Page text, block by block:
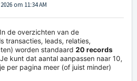
om 11:34 AM
de overzichten van de
transacties, leads, relaties,
worden standaard 20 records
kunt dat aantal aanpassen naar 10,
per pagina meer (of juist minder)